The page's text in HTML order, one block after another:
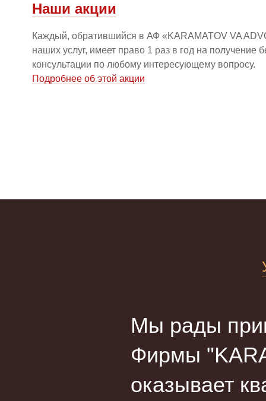
Наши акции
Каждый, обратившийся в АФ «KARAMATOV VA
наших услуг, имеет право 1 раз в год на получение
консультации по любому интересующему вопросу.
Подробнее об этой акции
Мы рады
Фирмы
оказывает